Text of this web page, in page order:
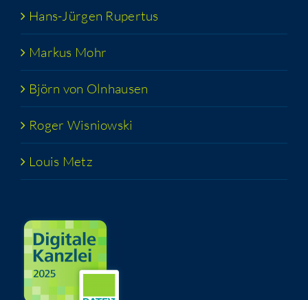
Hans-Jür­­gen Rupertus
Mar­kus Mohr
Björn von Olnhausen
Roger Wis­niow­ski
Lou­is Metz